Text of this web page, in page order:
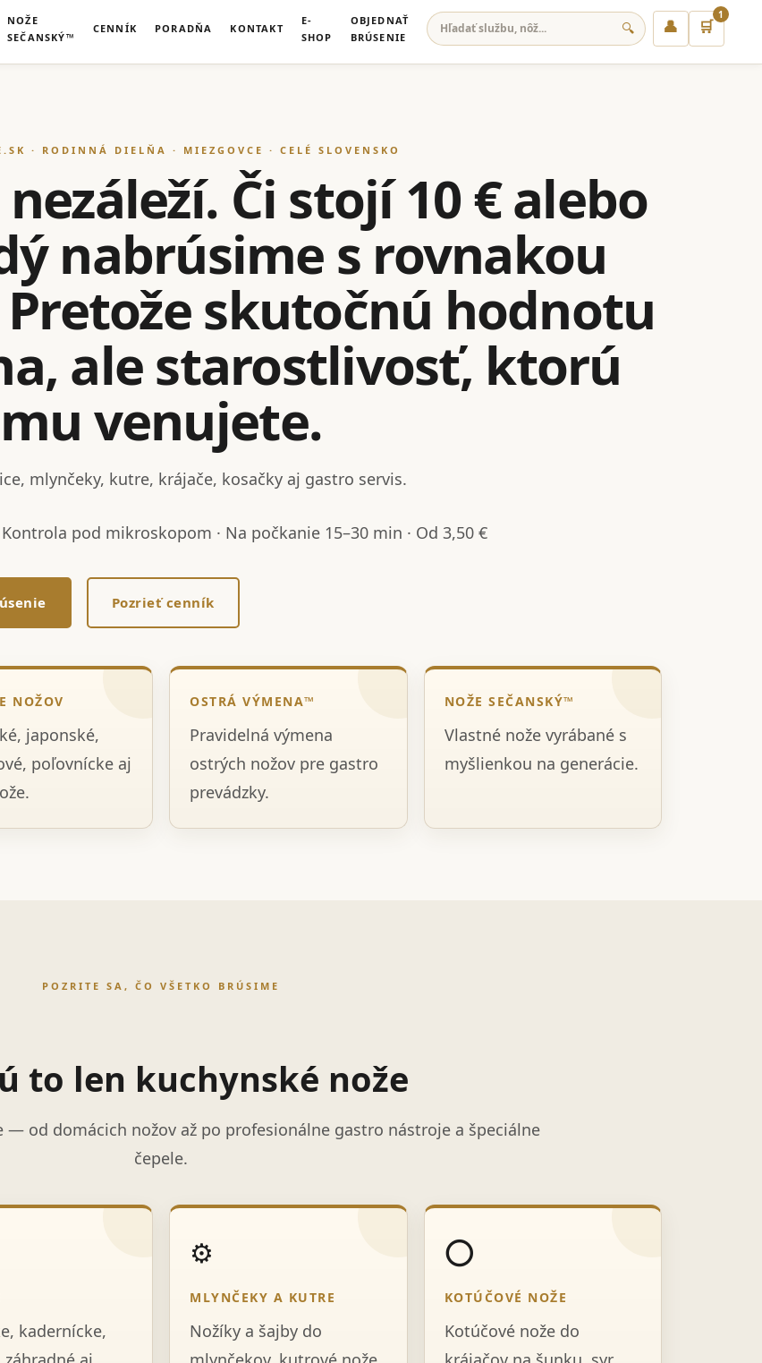
NOŽE
SEČANSKÝ™
CENNÍK PORADŇA KONTAKT
E-
SHOP
OBJEDNAŤ
BRÚSENIE
🔍 👤 🛒
1
· RODINNÁ DIELŇA · MIEZGOVCE · CELÉ SLOVENSKO
Či stojí 10 € alebo
nabrúsime s rovnakou
skutočnú hodnotu
ale starostlivosť, ktorú
mu venujete.
mlynčeky, kutre, krájače, kosačky aj gastro servis.
pod mikroskopom · Na počkanie 15–30 min · Od 3,50 €
Pozrieť cenník
NOŽOV
japonské,
poľovnícke aj
OSTRÁ VÝMENA™
Pravidelná výmena
ostrých nožov pre gastro
prevádzky.
NOŽE SEČANSKÝ™
Vlastné nože vyrábané s
myšlienkou na generácie.
POZRITE SA, ČO VŠETKO BRÚSIME
to len kuchynské nože
— od domácich nožov až po profesionálne gastro nástroje a špeciálne
čepele.
kadernícke,
⚙️
MLYNČEKY A KUTRE
Nožíky a šajby do
⭕
KOTÚČOVÉ NOŽE
Kotúčové nože do